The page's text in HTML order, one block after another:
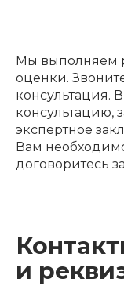
Мы выполняем
оценки.
консультация.
консультацию,
экспертное
Вам
договоритесь
и